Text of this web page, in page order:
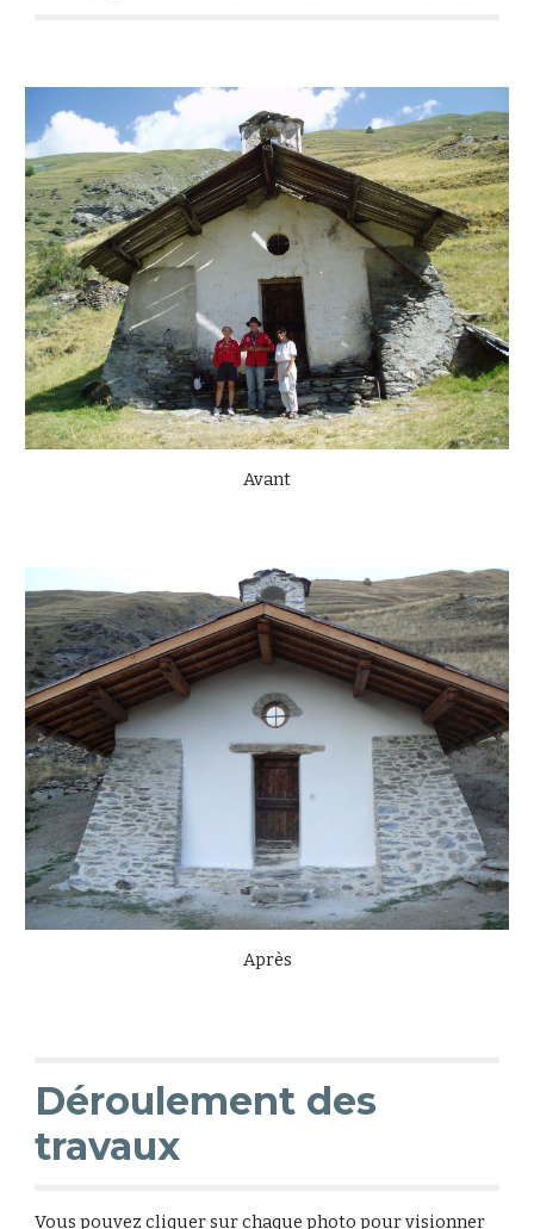
Avant
Après
Déroulement des
travaux
Vous pouvez cliquer sur chaque photo pour visionner